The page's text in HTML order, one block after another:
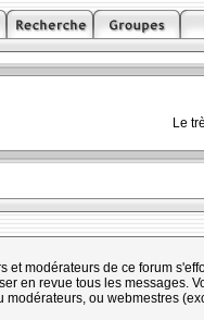
Le
et modérateurs de ce forum
en revue tous les messages.
modérateurs, ou webmestres